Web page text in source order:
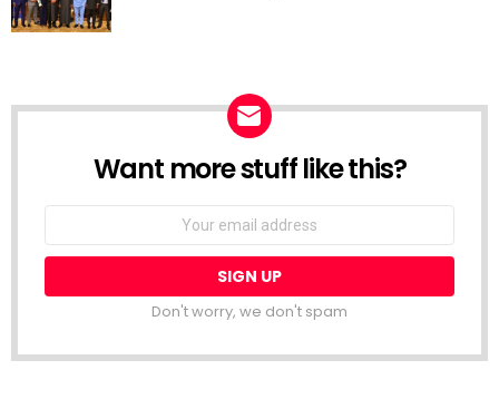
NEWSLETTER
Want more stuff like this?
Email
Don't worry, we don't spam